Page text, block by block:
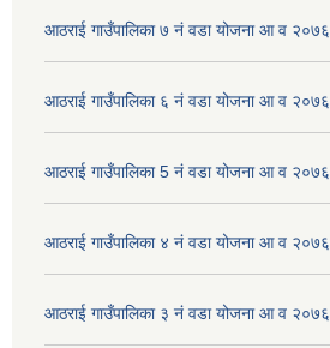
आठराई गाउँपालिका ७ नं वडा योजना आ व
आठराई गाउँपालिका ६ नं वडा योजना आ व
आठराई गाउँपालिका 5 नं वडा योजना आ व
आठराई गाउँपालिका ४ नं वडा योजना आ व
आठराई गाउँपालिका ३ नं वडा योजना आ व